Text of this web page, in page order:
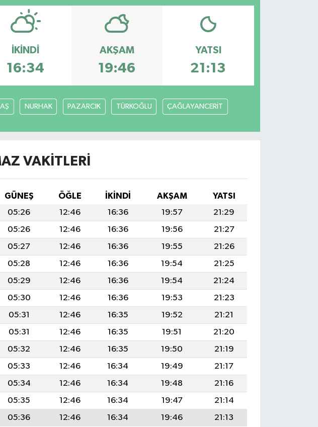
İKINDI
16:34
AKŞAM
19:46
YATSI
21:13
NURHAK PAZARCIK TÜRKOĞLU ÇAĞLAYANCERİT
VAKITLERI
GÜNEŞ ÖĞLE İKINDI AKŞAM
YATSI
05:26 12:46 16:36 19:57
21:29
05:26 12:46 16:36 19:56
21:27
05:27 12:46 16:36 19:55
21:26
05:28 12:46 16:36 19:54
21:25
05:29 12:46 16:36 19:54
21:24
05:30 12:46 16:36 19:53
21:23
05:31 12:46 16:35 19:52
21:21
05:31 12:46 16:35 19:51
21:20
05:32 12:46 16:35 19:50
21:19
05:33 12:46 16:34 19:49
21:17
05:34 12:46 16:34 19:48
21:16
05:35 12:46 16:34 19:47
21:14
05:36 12:46 16:34 19:46
21:13